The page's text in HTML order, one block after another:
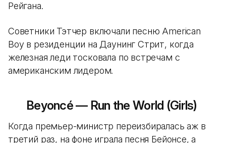
Рейгана.
Советники Тэтчер включали песню American
Boy в резиденции на Даунинг Стрит, когда
железная леди тосковала по встречам с
американским лидером.
Beyoncé — Run the World (Girls)
Когда премьер-министр переизбиралась аж в
третий раз, на фоне играла песня Бейонсе, а